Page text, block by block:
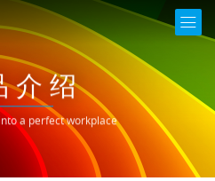
介绍
a perfect workplace